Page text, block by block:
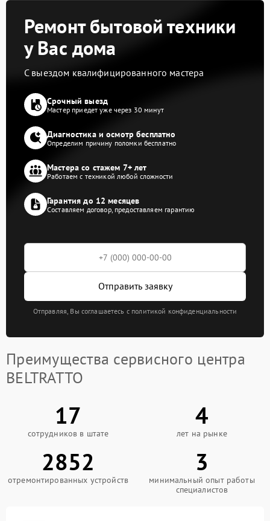
Ремонт бытовой техники
у Вас дома
С выездом квалифицированного мастера
Срочный выезд
Мастер приедет уже через 30 минут
Диагностика и осмотр бесплатно
Определим причину поломки бесплатно
Мастера со стажем 7+ лет
Работаем с техникой любой сложности
Гарантия до 12 месяцев
Составляем договор, предоставляем гарантию
Отправить заявку
Отправляя, Вы соглашаетесь с политикой конфиденциальности
Преимущества сервисного центра
BELTRATTO
17
сотрудников в штате
4
лет на рынке
2852
отремонтированных устройств
3
минимальный опыт работы
специалистов